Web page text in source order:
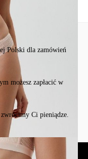
Polski dla zamówień
możesz zapłacić w
Ci pieniądze.